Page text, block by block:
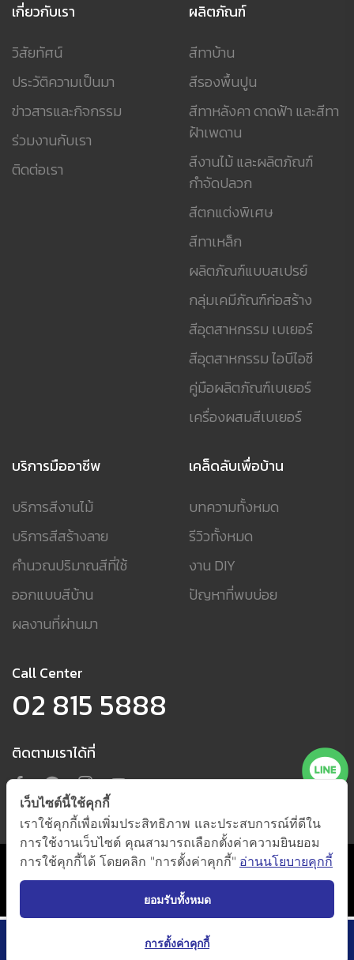
เกี่ยวกับเรา
วิสัยทัศน์
ประวัติความเป็นมา
ข่าวสารและกิจกรรม
ร่วมงานกับเรา
ติดต่อเรา
ผลิตภัณฑ์
สีทาบ้าน
สีรองพื้นปูน
สีทาหลังคา ดาดฟ้า และสีทา
ฝ้าเพดาน
สีงานไม้ และผลิตภัณฑ์
กำจัดปลวก
สีตกแต่งพิเศษ
สีทาเหล็ก
ผลิตภัณฑ์แบบสเปรย์
กลุ่มเคมีภัณฑ์ก่อสร้าง
สีอุตสาหกรรม เบเยอร์
สีอุตสาหกรรม ไอบีไอซี
คู่มือผลิตภัณฑ์เบเยอร์
เครื่องผสมสีเบเยอร์
บริการมืออาชีพ
บริการสีงานไม้
บริการสีสร้างลาย
คำนวณปริมาณสีที่ใช้
ออกแบบสีบ้าน
ผลงานที่ผ่านมา
เคล็ดลับเพื่อบ้าน
บทความทั้งหมด
รีวิวทั้งหมด
งาน DIY
ปัญหาที่พบบ่อย
Call Center
02 815 5888
ติดตามเราได้ที่
นโยบายการใช้คุกกี้ และนโยบายความเป็นส่วนตัว @ 2021 by
เว็บไซต์นี้ใช้คุกกี้
เราใช้คุกกี้เพื่อเพิ่มประสิทธิภาพ และประสบการณ์ที่ดีใน
การใช้งานเว็บไซต์ คุณสามารถเลือกตั้งค่าความยินยอม
การใช้คุกกี้ได้ โดยคลิก "การตั้งค่าคุกกี้" อ่านนโยบายคุกกี้
ยอมรับทั้งหมด
การตั้งค่าคุกกี้